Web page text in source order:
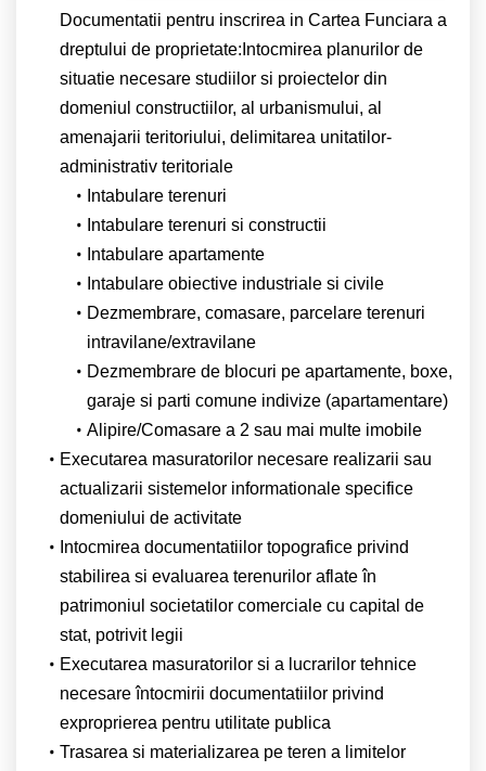
Documentatii pentru inscrirea in Cartea Funciara a
dreptului de proprietate:Intocmirea planurilor de
situatie necesare studiilor si proiectelor din
domeniul constructiilor, al urbanismului, al
amenajarii teritoriului, delimitarea unitatilor-
administrativ teritoriale
Intabulare terenuri
Intabulare terenuri si constructii
Intabulare apartamente
Intabulare obiective industriale si civile
Dezmembrare, comasare, parcelare terenuri
intravilane/extravilane
Dezmembrare de blocuri pe apartamente, boxe,
garaje si parti comune indivize (apartamentare)
Alipire/Comasare a 2 sau mai multe imobile
Executarea masuratorilor necesare realizarii sau
actualizarii sistemelor informationale specifice
domeniului de activitate
Intocmirea documentatiilor topografice privind
stabilirea si evaluarea terenurilor aflate în
patrimoniul societatilor comerciale cu capital de
stat, potrivit legii
Executarea masuratorilor si a lucrarilor tehnice
necesare întocmirii documentatiilor privind
exproprierea pentru utilitate publica
Trasarea si materializarea pe teren a limitelor